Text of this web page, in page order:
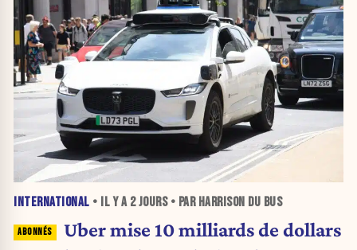
INTERNATIONAL • IL Y A 2 JOURS• PAR HARRISON DU BUS
Uber mise 10 milliards de dollars